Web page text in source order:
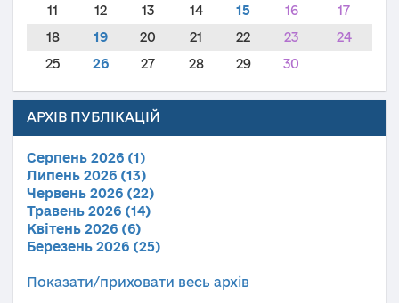
11
12 13 14 15 16
17
18
19 20 21 22 23
24
25
26 27 28 29 30
АРХІВ ПУБЛІКАЦІЙ
Серпень 2026 (1)
Липень 2026 (13)
Червень 2026 (22)
Травень 2026 (14)
Квітень 2026 (6)
Березень 2026 (25)
Показати/приховати весь архів